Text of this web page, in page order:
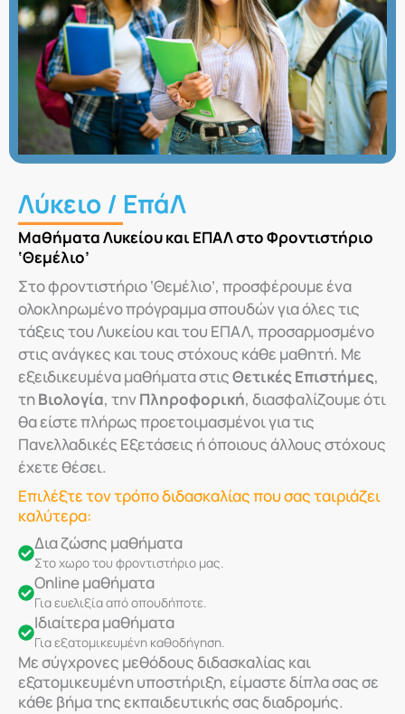
Λύκειο / ΕπάΛ
Μαθήματα Λυκείου και ΕΠΑΛ στο Φροντιστήριο
‘Θεμέλιο’
Στο φροντιστήριο ‘Θεμέλιο’, προσφέρουμε ένα
ολοκληρωμένο πρόγραμμα σπουδών για όλες τις
τάξεις του Λυκείου και του ΕΠΑΛ, προσαρμοσμένο
στις ανάγκες και τους στόχους κάθε μαθητή. Με
εξειδικευμένα μαθήματα στιςΘετικές Επιστήμες,
τηΒιολογία, τηνΠληροφορική, διασφαλίζουμε ότι
θα είστε πλήρως προετοιμασμένοι για τις
Πανελλαδικές Εξετάσεις ή όποιους άλλους στόχους
έχετε θέσει.
Επιλέξτε τον τρόπο διδασκαλίας που σας ταιριάζει
καλύτερα:
Δια ζώσης μαθήματα
Στο χωρο του φροντιστήριο μας.
Online μαθήματα
Για ευελιξία από οπουδήποτε.
Ιδιαίτερα μαθήματα
Για εξατομικευμένη καθοδήγηση.
Με σύγχρονες μεθόδους διδασκαλίας και
εξατομικευμένη υποστήριξη, είμαστε δίπλα σας σε
κάθε βήμα της εκπαιδευτικής σας διαδρομής.